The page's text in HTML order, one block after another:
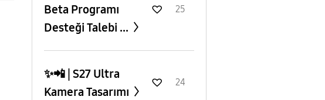
Beta Programı
Desteği Talebi ...
25
✨️📲 | S27 Ultra
Kamera Tasarımı
24